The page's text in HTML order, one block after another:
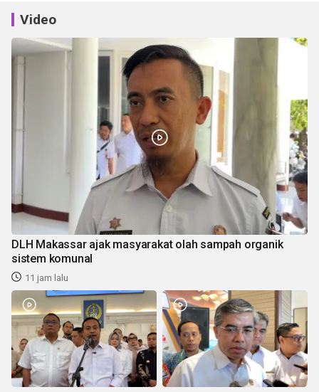
Video
DLH Makassar ajak masyarakat olah sampah organik
sistem komunal
11 jam lalu